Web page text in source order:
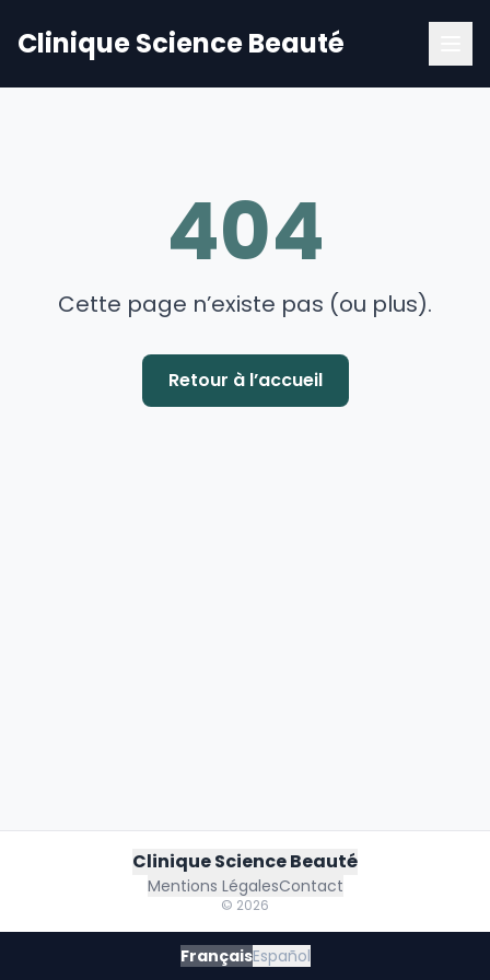
Clinique Science Beauté
404
Cette page n’existe pas (ou plus).
Retour à l’accueil
Clinique Science Beauté
Mentions LégalesContact
© 2026
FrançaisEspañol